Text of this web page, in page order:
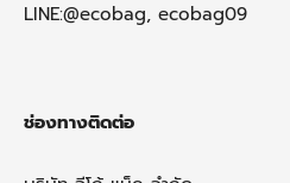
LINE:@ecobag, ecobag09
ช่องทางติดต่อ